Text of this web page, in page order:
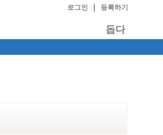
로그인 등록하기
돕다